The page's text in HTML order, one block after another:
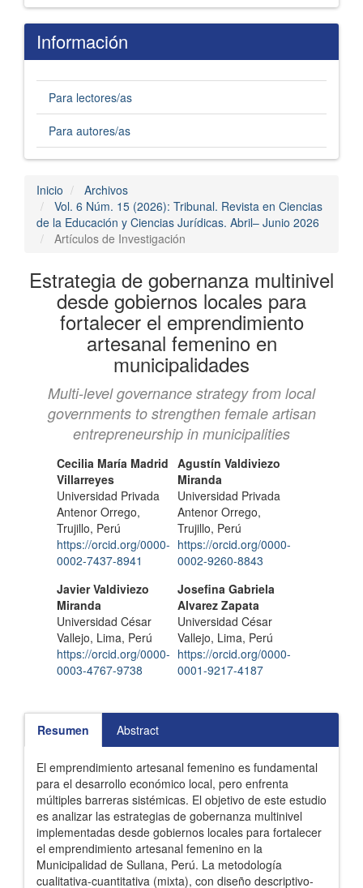
Información
Para lectores/as
Para autores/as
Inicio
Archivos
Vol. 6 Núm. 15 (2026): Tribunal. Revista en Ciencias
de la Educación y Ciencias Jurídicas. Abril– Junio 2026
Artículos de Investigación
Estrategia de gobernanza multinivel
desde gobiernos locales para
fortalecer el emprendimiento
artesanal femenino en
municipalidades
Multi-level governance strategy from local
governments to strengthen female artisan
entrepreneurship in municipalities
Contenido
principal
artículo
Autores/as
Cecilia María Madrid
Villarreyes
Universidad Privada
Antenor Orrego,
Trujillo, Perú
https://orcid.org/0000-
0002-7437-8941
Agustín Valdiviezo
Miranda
Universidad Privada
Antenor Orrego,
Trujillo, Perú
https://orcid.org/0000-
0002-9260-8843
Javier Valdiviezo
Miranda
Universidad César
Vallejo, Lima, Perú
https://orcid.org/0000-
0003-4767-9738
Josefina Gabriela
Alvarez Zapata
Universidad César
Vallejo, Lima, Perú
https://orcid.org/0000-
0001-9217-4187
Resumen Abstract
El emprendimiento artesanal femenino es fundamental
para el desarrollo económico local, pero enfrenta
múltiples barreras sistémicas. El objetivo de este estudio
es analizar las estrategias de gobernanza multinivel
implementadas desde gobiernos locales para fortalecer
el emprendimiento artesanal femenino en la
Municipalidad de Sullana, Perú. La metodología
cualitativa-cuantitativa (mixta), con diseño descriptivo-